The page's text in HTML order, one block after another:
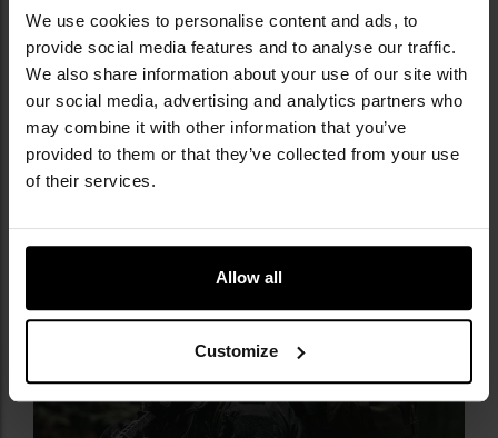
We use cookies to personalise content and ads, to
provide social media features and to analyse our traffic.
We also share information about your use of our site with
our social media, advertising and analytics partners who
may combine it with other information that you’ve
provided to them or that they’ve collected from your use
of their services.
Allow all
Customize
pojemność 15 litrów
trwała Cordura 1000D i 500D
taśmy PALS
komora główna zamykana na klapę
obszerne kieszenie boczne
piankowe usztywnienie na plecach
pas piersiowy